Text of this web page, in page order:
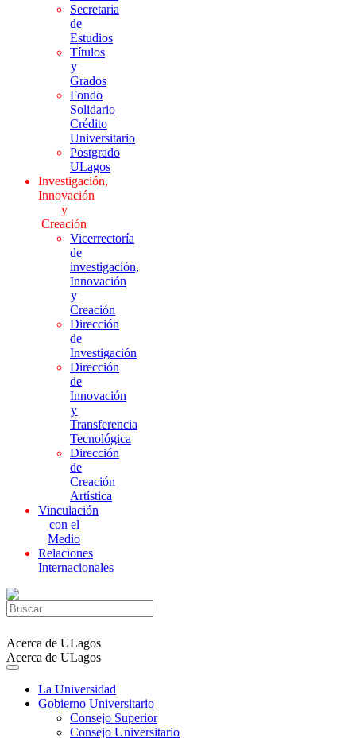
Secretaria
de
Estudios
Títulos
y
Grados
Fondo
Solidario
Crédito
Universitario
Postgrado
ULagos
Investigación,
Innovación
y
Creación
Vicerrectoría
de
investigación,
Innovación
y
Creación
Dirección
de
Investigación
Dirección
de
Innovación
y
Transferencia
Tecnológica
Dirección
de
Creación
Artística
Vinculación
con el
Medio
Relaciones
Internacionales
Acerca de ULagos
Acerca de ULagos
La Universidad
Gobierno Universitario
Consejo Superior
Consejo Universitario